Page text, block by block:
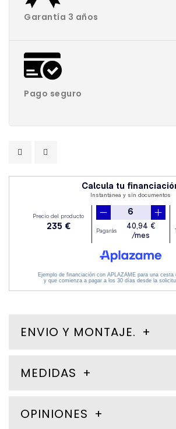
Garantía 3 años
Pago seguro
ENVIO Y MONTAJE.
MEDIDAS
OPINIONES